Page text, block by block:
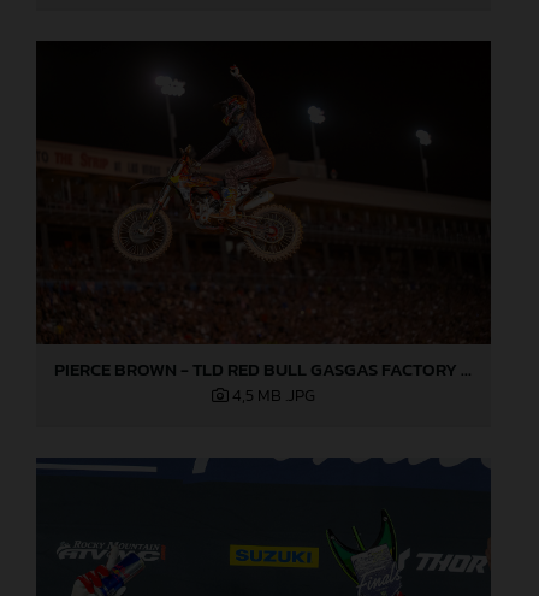
PIERCE BROWN - TLD RED BULL GASGAS FACTORY RACING - LAS VEGAS
4,5 MB .JPG